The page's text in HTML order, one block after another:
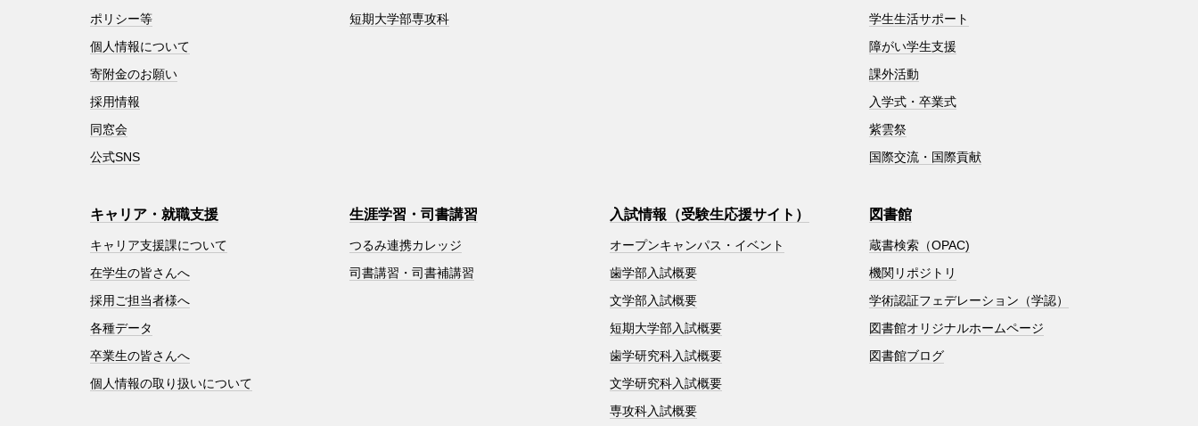
ポリシー等
個人情報について
寄附金のお願い
採用情報
同窓会
公式SNS
短期大学部専攻科
学生生活サポート
障がい学生支援
課外活動
入学式・卒業式
紫雲祭
国際交流・国際貢献
キャリア・就職支援
キャリア支援課について
在学生の皆さんへ
採用ご担当者様へ
各種データ
卒業生の皆さんへ
個人情報の取り扱いについて
生涯学習・司書講習
つるみ連携カレッジ
司書講習・司書補講習
入試情報（受験生応援サイト）
オープンキャンパス・イベント
歯学部入試概要
文学部入試概要
短期大学部入試概要
歯学研究科入試概要
文学研究科入試概要
専攻科入試概要
図書館
蔵書検索（OPAC)
機関リポジトリ
学術認証フェデレーション（学認）
図書館オリジナルホームページ
図書館ブログ